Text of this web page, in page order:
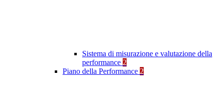
Sistema di misurazione e valutazione della
performance 2
Piano della Performance 2